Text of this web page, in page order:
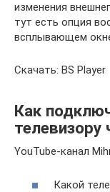
изменения
тут есть опция
всплывающем
Скачать: BS Player
Как
телевизору
YouTube-канал
Какой